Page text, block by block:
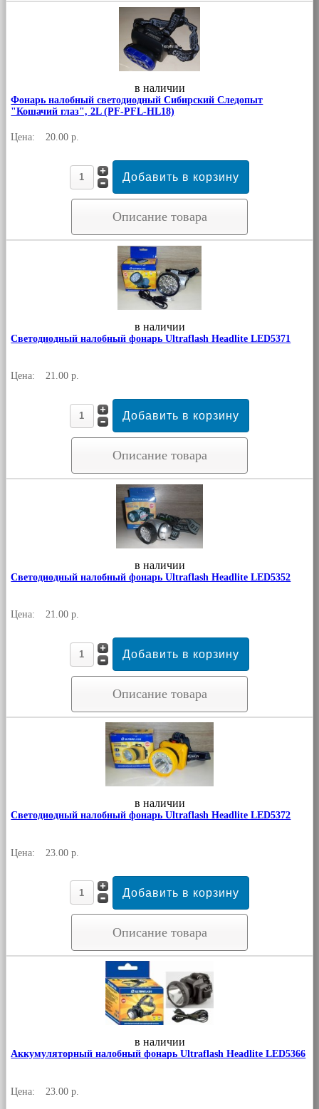
в наличии
Фонарь налобный светодиодный Сибирский Следопыт
"Кошачий глаз", 2L (PF-PFL-HL18)
Цена: 20.00 р.
Описание товара
в наличии
Светодиодный налобный фонарь Ultraflash Headlite LED5371
Цена: 21.00 р.
Описание товара
в наличии
Светодиодный налобный фонарь Ultraflash Headlite LED5352
Цена: 21.00 р.
Описание товара
в наличии
Светодиодный налобный фонарь Ultraflash Headlite LED5372
Цена: 23.00 р.
Описание товара
в наличии
Аккумуляторный налобный фонарь Ultraflash Headlite LED5366
Цена: 23.00 р.